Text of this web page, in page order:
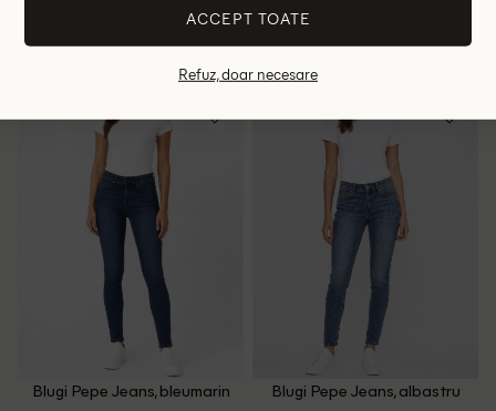
W25/L30 W30/L32
Blugi Pepe Jeans, bleumarin Blugi Pepe Jeans, albastru
ACCEPT TOATE
Refuz, doar necesare